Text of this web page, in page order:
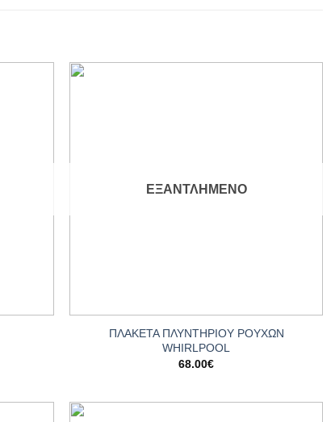
ΕΞΑΝΤΛΗΜΈΝΟ
ΠΛΑΚΕΤΑ ΠΛΥΝΤΗΡΙΟΥ ΡΟΥΧΩΝ
WHIRLPOOL
68.00€